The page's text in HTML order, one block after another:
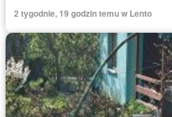
2 tygodnie, 19 godzin temu w Lento